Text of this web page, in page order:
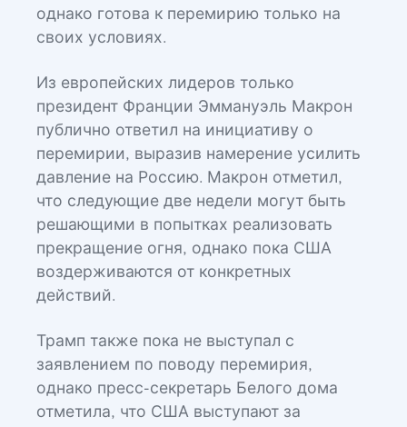
однако готова к перемирию только на
своих условиях.
Из европейских лидеров только
президент Франции Эммануэль Макрон
публично ответил на инициативу о
перемирии, выразив намерение усилить
давление на Россию. Макрон отметил,
что следующие две недели могут быть
решающими в попытках реализовать
прекращение огня, однако пока США
воздерживаются от конкретных
действий.
Трамп также пока не выступал с
заявлением по поводу перемирия,
однако пресс-секретарь Белого дома
отметила, что США выступают за